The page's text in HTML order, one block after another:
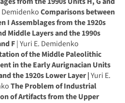
DemidenkoComparisons between
I Assemblages from the 1920s
Middle Layers and the 1990s
F| Yuri E. Demidenko
of the Middle Paleolithic
in the Early Aurignacian Units
the 1920s Lower Layer |Yuri E.
The Problem of Industrial
of Artifacts from the Upper